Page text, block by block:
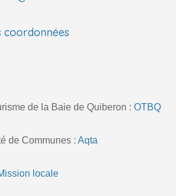
coordonnées
de la Baie de Quiberon : OTBQ
de Communes : Aqta
locale